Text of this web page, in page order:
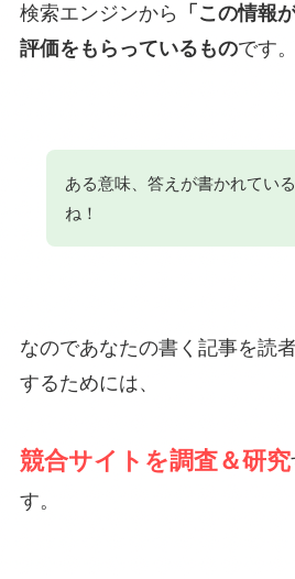
検索エンジンから
「この情報
評価をもらっているものです。
ある意味、答えが書かれてい
ね！
なのであなたの書く記事を読
するためには、
競合サイトを調査＆研究
す。